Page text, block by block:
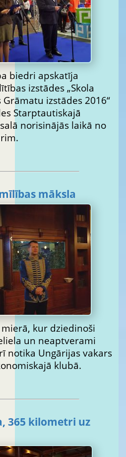
biedri apskatīja
izstādes „Skola
Grāmatu izstādes 2016“
Starptautiskajā
norisinājās laikā no
māksla
kur dziedinoši
un neaptverami
notika Ungārijas vakars
klubā.
365 kilometri uz